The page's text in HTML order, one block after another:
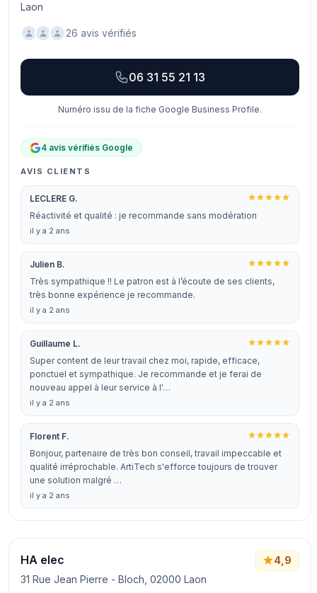
Laon
26 avis vérifiés
06 31 55 21 13
Numéro issu de la fiche Google Business Profile.
4 avis vérifiés Google
AVIS CLIENTS
LECLERE G.
Réactivité et qualité : je recommande sans modération
il y a 2 ans
Julien B.
Très sympathique !! Le patron est à l’écoute de ses clients,
très bonne expérience je recommande.
il y a 2 ans
Guillaume L.
Super content de leur travail chez moi, rapide, efficace,
ponctuel et sympathique. Je recommande et je ferai de
nouveau appel à leur service à l'…
il y a 2 ans
Florent F.
Bonjour, partenaire de très bon conseil, travail impeccable et
qualité irréprochable. ArtiTech s'efforce toujours de trouver
une solution malgré …
il y a 2 ans
HA elec
31 Rue Jean Pierre - Bloch, 02000 Laon
4,9